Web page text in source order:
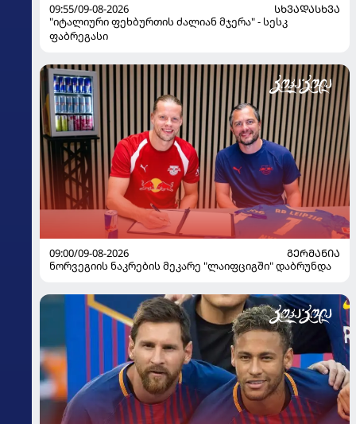
09:55/09-08-2026
ᲡᲮᲕᲐᲓᲐᲡᲮᲕᲐ
"იტალიური ფეხბურთის ძალიან მჯერა" - სესკ
ფაბრეგასი
09:00/09-08-2026
ᲒᲔᲠᲛᲐᲜᲘᲐ
ნორვეგიის ნაკრების მეკარე "ლაიფციგში" დაბრუნდა